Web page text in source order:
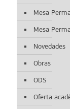
Mesa
Mesa
Novedades
Obras
ODS
Oferta